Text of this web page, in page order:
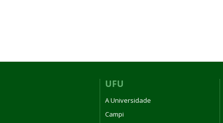
UFU
A Universidade
Campi